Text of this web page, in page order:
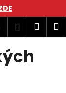
Hledat